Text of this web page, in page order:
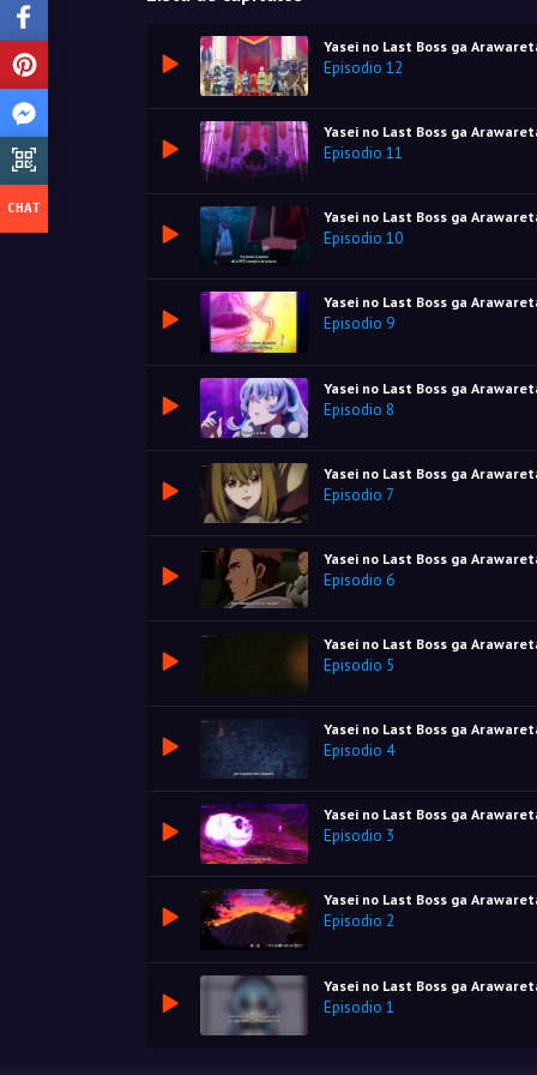
Yasei no Last Boss ga
Episodio 12
Yasei no Last Boss ga
Episodio 11
Yasei no Last Boss ga
Episodio 10
Yasei no Last Boss ga
Episodio 9
Yasei no Last Boss ga
Episodio 8
Yasei no Last Boss ga
Episodio 7
Yasei no Last Boss ga
Episodio 6
Yasei no Last Boss ga
Episodio 5
Yasei no Last Boss ga
Episodio 4
Yasei no Last Boss ga
Episodio 3
Yasei no Last Boss ga
Episodio 2
Yasei no Last Boss ga
Episodio 1